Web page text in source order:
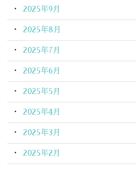
2025年9月
2025年8月
2025年7月
2025年6月
2025年5月
2025年4月
2025年3月
2025年2月